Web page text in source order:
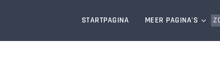
STARTPAGINA MEER PAGINA'S